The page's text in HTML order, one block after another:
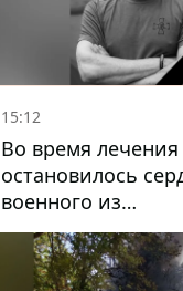
15:12
Во время лечения
остановилось
военного из
Ростислава